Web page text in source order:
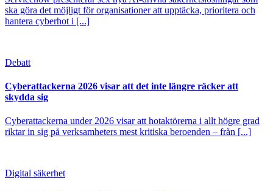
ska göra det möjligt för organisationer att upptäcka, prioritera och
hantera cyberhot i [...]
Debatt
Cyberattackerna 2026 visar att det inte längre räcker att
skydda sig
Cyberattackerna under 2026 visar att hotaktörerna i allt högre grad
riktar in sig på verksamheters mest kritiska beroenden – från [...]
Digital säkerhet